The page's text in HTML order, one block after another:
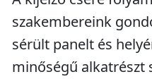
szakembereink
sérült panelt és
minőségű alkatrészt